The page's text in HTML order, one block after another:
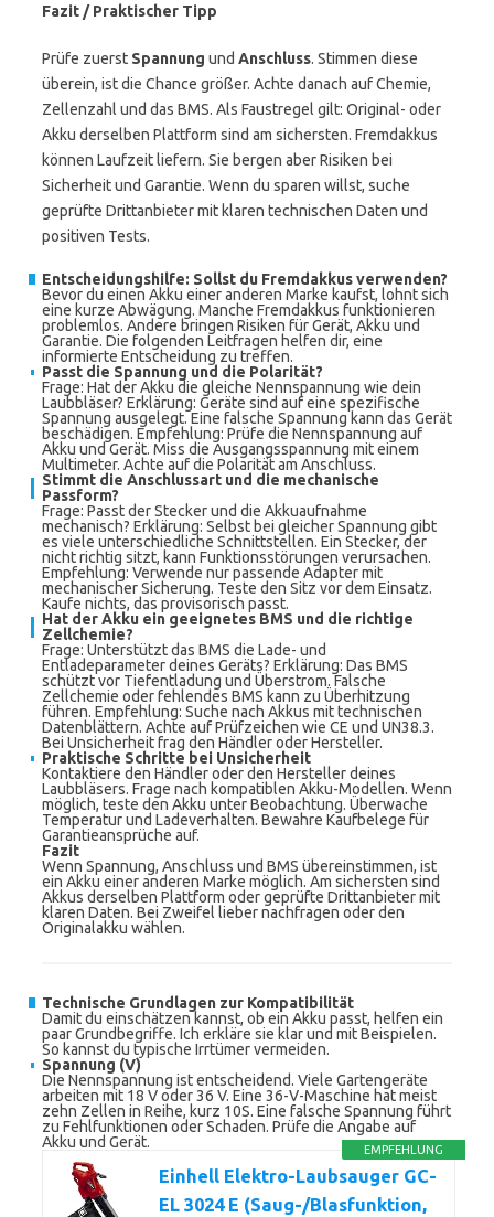
Fazit / Praktischer Tipp
Prüfe zuerst Spannung und Anschluss. Stimmen diese
überein, ist die Chance größer. Achte danach auf Chemie,
Zellenzahl und das BMS. Als Faustregel gilt: Original- oder
Akku derselben Plattform sind am sichersten. Fremdakkus
können Laufzeit liefern. Sie bergen aber Risiken bei
Sicherheit und Garantie. Wenn du sparen willst, suche
geprüfte Drittanbieter mit klaren technischen Daten und
positiven Tests.
Entscheidungshilfe: Sollst du Fremdakkus verwenden?
Bevor du einen Akku einer anderen Marke kaufst, lohnt sich
eine kurze Abwägung. Manche Fremdakkus funktionieren
problemlos. Andere bringen Risiken für Gerät, Akku und
Garantie. Die folgenden Leitfragen helfen dir, eine
informierte Entscheidung zu treffen.
Passt die Spannung und die Polarität?
Frage: Hat der Akku die gleiche Nennspannung wie dein
Laubbläser? Erklärung: Geräte sind auf eine spezifische
Spannung ausgelegt. Eine falsche Spannung kann das Gerät
beschädigen. Empfehlung: Prüfe die Nennspannung auf
Akku und Gerät. Miss die Ausgangsspannung mit einem
Multimeter. Achte auf die Polarität am Anschluss.
Stimmt die Anschlussart und die mechanische
Passform?
Frage: Passt der Stecker und die Akkuaufnahme
mechanisch? Erklärung: Selbst bei gleicher Spannung gibt
es viele unterschiedliche Schnittstellen. Ein Stecker, der
nicht richtig sitzt, kann Funktionsstörungen verursachen.
Empfehlung: Verwende nur passende Adapter mit
mechanischer Sicherung. Teste den Sitz vor dem Einsatz.
Kaufe nichts, das provisorisch passt.
Hat der Akku ein geeignetes BMS und die richtige
Zellchemie?
Frage: Unterstützt das BMS die Lade- und
Entladeparameter deines Geräts? Erklärung: Das BMS
schützt vor Tiefentladung und Überstrom. Falsche
Zellchemie oder fehlendes BMS kann zu Überhitzung
führen. Empfehlung: Suche nach Akkus mit technischen
Datenblättern. Achte auf Prüfzeichen wie CE und UN38.3.
Bei Unsicherheit frag den Händler oder Hersteller.
Praktische Schritte bei Unsicherheit
Kontaktiere den Händler oder den Hersteller deines
Laubbläsers. Frage nach kompatiblen Akku-Modellen. Wenn
möglich, teste den Akku unter Beobachtung. Überwache
Temperatur und Ladeverhalten. Bewahre Kaufbelege für
Garantieansprüche auf.
Fazit
Wenn Spannung, Anschluss und BMS übereinstimmen, ist
ein Akku einer anderen Marke möglich. Am sichersten sind
Akkus derselben Plattform oder geprüfte Drittanbieter mit
klaren Daten. Bei Zweifel lieber nachfragen oder den
Originalakku wählen.
Technische Grundlagen zur Kompatibilität
Damit du einschätzen kannst, ob ein Akku passt, helfen ein
paar Grundbegriffe. Ich erkläre sie klar und mit Beispielen.
So kannst du typische Irrtümer vermeiden.
Spannung (V)
Die Nennspannung ist entscheidend. Viele Gartengeräte
arbeiten mit 18 V oder 36 V. Eine 36-V-Maschine hat meist
zehn Zellen in Reihe, kurz 10S. Eine falsche Spannung führt
zu Fehlfunktionen oder Schaden. Prüfe die Angabe auf
Akku und Gerät.
EMPFEHLUNG
Einhell Elektro-Laubsauger GC-
EL 3024 E (Saug-/Blasfunktion,